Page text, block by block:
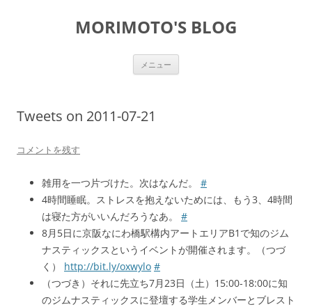
MORIMOTO'S BLOG
メニュー
Tweets on 2011-07-21
コメントを残す
雑用を一つ片づけた。次はなんだ。 #
4時間睡眠。ストレスを抱えないためには、もう3、4時間
は寝た方がいいんだろうなあ。 #
8月5日に京阪なにわ橋駅構内アートエリアB1で知のジム
ナスティックスというイベントが開催されます。（つづ
く） http://bit.ly/oxwylo #
（つづき）それに先立ち7月23日（土）15:00-18:00に知
のジムナスティックスに登壇する学生メンバーとブレスト